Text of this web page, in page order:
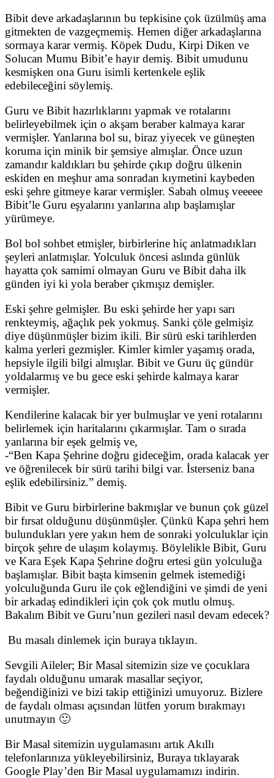
Bibit deve arkadaşlarının bu tepkisine çok üzülmüş ama
gitmekten de vazgeçmemiş. Hemen diğer arkadaşlarına
sormaya karar vermiş. Köpek Dudu, Kirpi Diken ve
Solucan Mumu Bibit’e hayır demiş. Bibit umudunu
kesmişken ona Guru isimli kertenkele eşlik
edebileceğini söylemiş.
Guru ve Bibit hazırlıklarını yapmak ve rotalarını
belirleyebilmek için o akşam beraber kalmaya karar
vermişler. Yanlarına bol su, biraz yiyecek ve güneşten
koruma için minik bir şemsiye almışlar. Önce uzun
zamandır kaldıkları bu şehirde çıkıp doğru ülkenin
eskiden en meşhur ama sonradan kıymetini kaybeden
eski şehre gitmeye karar vermişler. Sabah olmuş veeeee
Bibit’le Guru eşyalarını yanlarına alıp başlamışlar
yürümeye.
Bol bol sohbet etmişler, birbirlerine hiç anlatmadıkları
şeyleri anlatmışlar. Yolculuk öncesi aslında günlük
hayatta çok samimi olmayan Guru ve Bibit daha ilk
günden iyi ki yola beraber çıkmışız demişler.
Eski şehre gelmişler. Bu eski şehirde her yapı sarı
renkteymiş, ağaçlık pek yokmuş. Sanki çöle gelmişiz
diye düşünmüşler bizim ikili. Bir sürü eski tarihlerden
kalma yerleri gezmişler. Kimler kimler yaşamış orada,
hepsiyle ilgili bilgi almışlar. Bibit ve Guru üç gündür
yoldalarmış ve bu gece eski şehirde kalmaya karar
vermişler.
Kendilerine kalacak bir yer bulmuşlar ve yeni rotalarını
belirlemek için haritalarını çıkarmışlar. Tam o sırada
yanlarına bir eşek gelmiş ve,
-“Ben Kapa Şehrine doğru gideceğim, orada kalacak yer
ve öğrenilecek bir sürü tarihi bilgi var. İsterseniz bana
eşlik edebilirsiniz.” demiş.
Bibit ve Guru birbirlerine bakmışlar ve bunun çok güzel
bir fırsat olduğunu düşünmüşler. Çünkü Kapa şehri hem
bulundukları yere yakın hem de sonraki yolculuklar için
birçok şehre de ulaşım kolaymış. Böylelikle Bibit, Guru
ve Kara Eşek Kapa Şehrine doğru ertesi gün yolculuğa
başlamışlar. Bibit başta kimsenin gelmek istemediği
yolculuğunda Guru ile çok eğlendiğini ve şimdi de yeni
bir arkadaş edindikleri için çok çok mutlu olmuş.
Bakalım Bibit ve Guru’nun gezileri nasıl devam edecek?
Bu masalı dinlemek için buraya tıklayın.
Sevgili Aileler; Bir Masal sitemizin size ve çocuklara
faydalı olduğunu umarak masallar seçiyor,
beğendiğinizi ve bizi takip ettiğinizi umuyoruz. Bizlere
de faydalı olması açısından lütfen yorum bırakmayı
unutmayın 🙂
Bir Masal sitemizin uygulamasını artık Akıllı
telefonlarınıza yükleyebilirsiniz, Buraya tıklayarak
Google Play’den Bir Masal uygulamamızı indirin.